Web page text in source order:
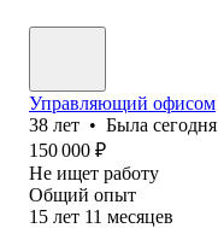
Управляющий офисом
38 лет • Была сегодня
150 000 ₽
Не ищет работу
Общий опыт
15 лет 11 месяцев